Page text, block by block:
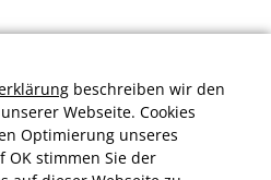
beschreiben wir den
Webseite. Cookies
Optimierung unseres
OK stimmen Sie der